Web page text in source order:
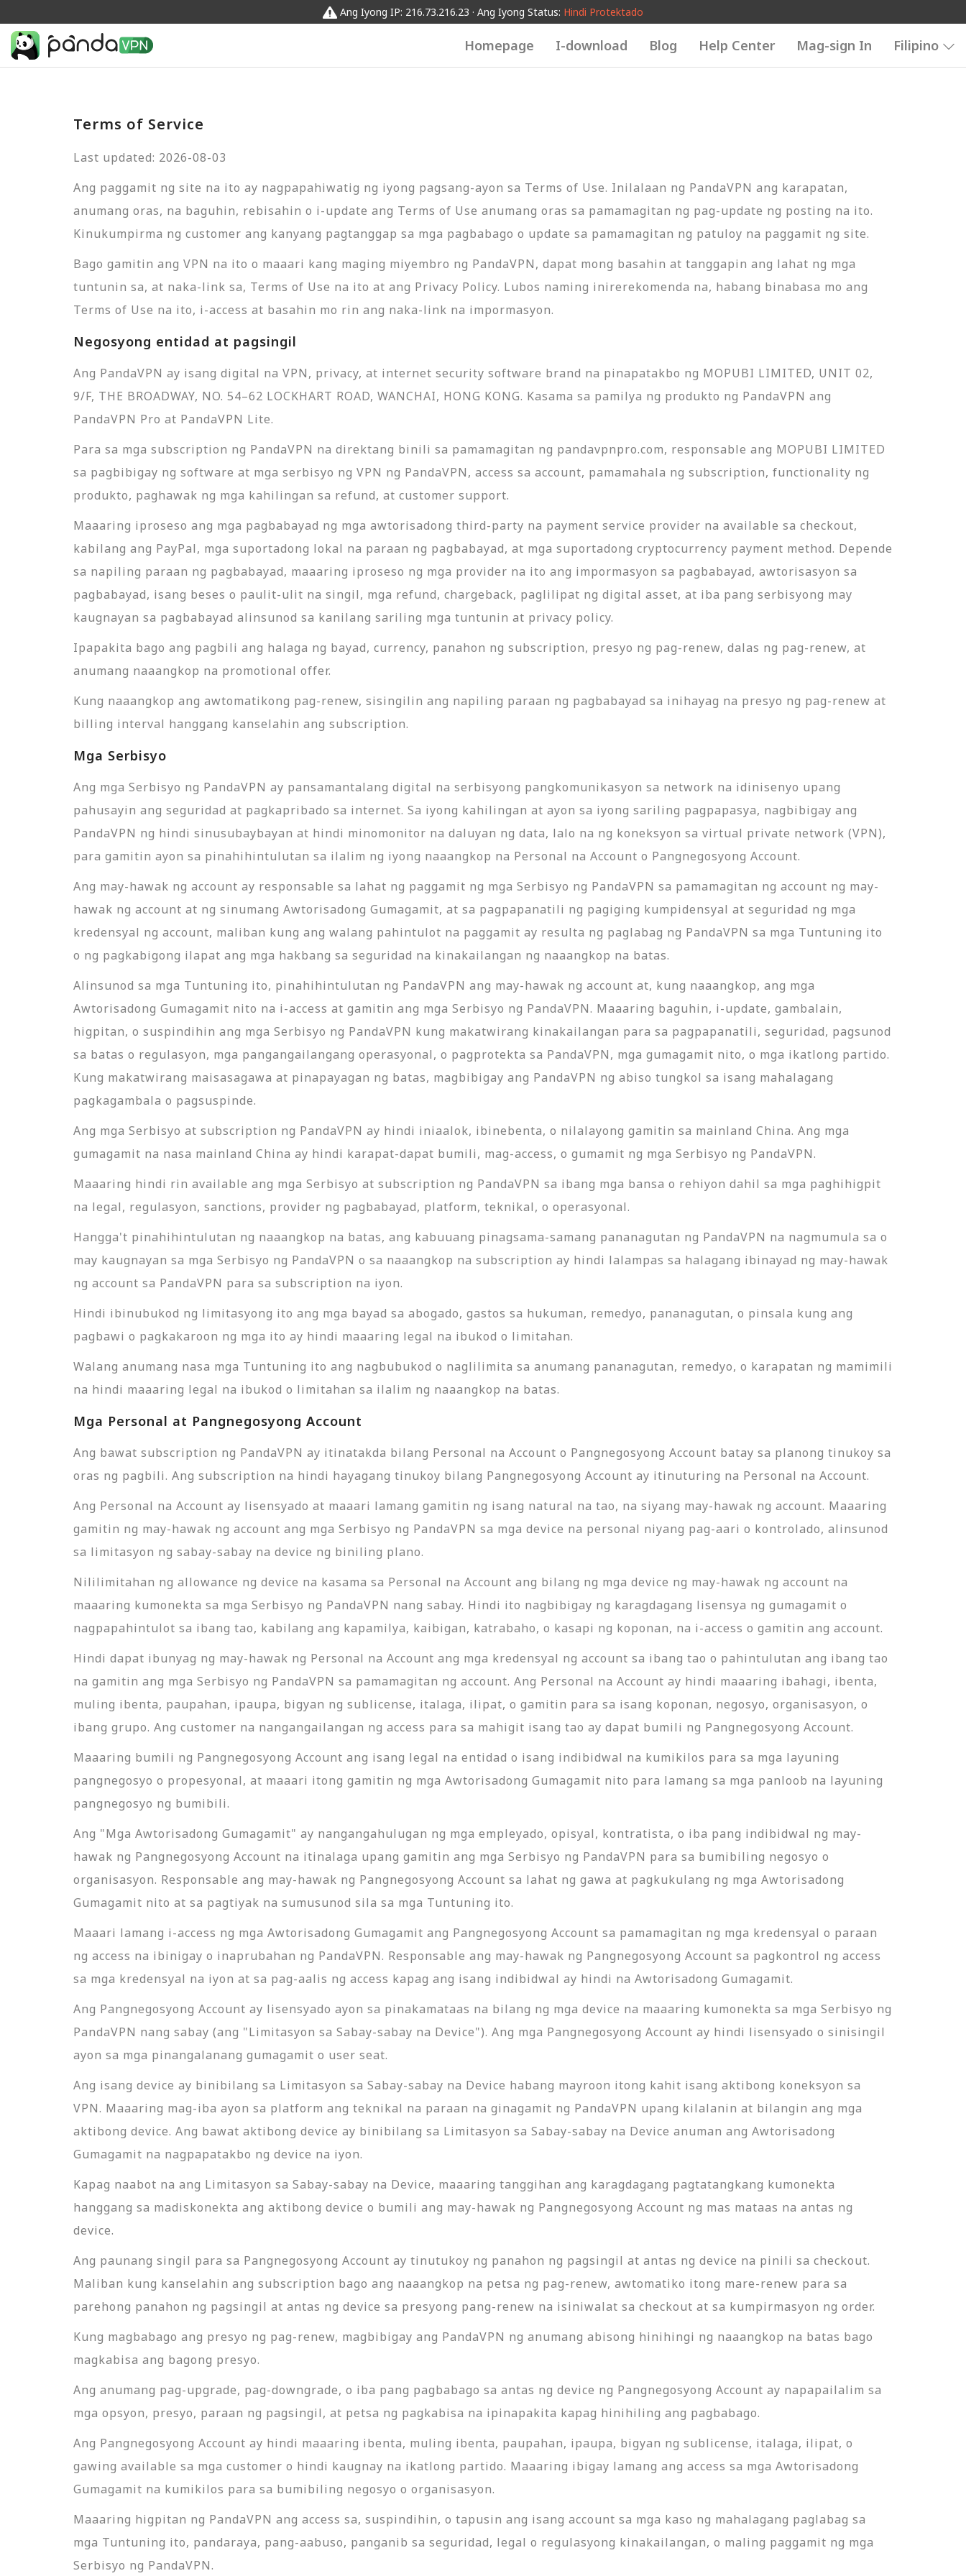
Ang Iyong IP: 216.73.216.23 · Ang Iyong Status: Hindi Protektado
Homepage I-download Blog Help Center Mag-sign In Filipino
Terms of Service
Last updated: 2026-08-03
Ang paggamit ng site na ito ay nagpapahiwatig ng iyong pagsang-ayon sa Terms of Use. Inilalaan ng PandaVPN ang karapatan,
anumang oras, na baguhin, rebisahin o i-update ang Terms of Use anumang oras sa pamamagitan ng pag-update ng posting na ito.
Kinukumpirma ng customer ang kanyang pagtanggap sa mga pagbabago o update sa pamamagitan ng patuloy na paggamit ng site.
Bago gamitin ang VPN na ito o maaari kang maging miyembro ng PandaVPN, dapat mong basahin at tanggapin ang lahat ng mga
tuntunin sa, at naka-link sa, Terms of Use na ito at ang Privacy Policy. Lubos naming inirerekomenda na, habang binabasa mo ang
Terms of Use na ito, i-access at basahin mo rin ang naka-link na impormasyon.
Negosyong entidad at pagsingil
Ang PandaVPN ay isang digital na VPN, privacy, at internet security software brand na pinapatakbo ng MOPUBI LIMITED, UNIT 02,
9/F, THE BROADWAY, NO. 54–62 LOCKHART ROAD, WANCHAI, HONG KONG. Kasama sa pamilya ng produkto ng PandaVPN ang
PandaVPN Pro at PandaVPN Lite.
Para sa mga subscription ng PandaVPN na direktang binili sa pamamagitan ng pandavpnpro.com, responsable ang MOPUBI LIMITED
sa pagbibigay ng software at mga serbisyo ng VPN ng PandaVPN, access sa account, pamamahala ng subscription, functionality ng
produkto, paghawak ng mga kahilingan sa refund, at customer support.
Maaaring iproseso ang mga pagbabayad ng mga awtorisadong third-party na payment service provider na available sa checkout,
kabilang ang PayPal, mga suportadong lokal na paraan ng pagbabayad, at mga suportadong cryptocurrency payment method. Depende
sa napiling paraan ng pagbabayad, maaaring iproseso ng mga provider na ito ang impormasyon sa pagbabayad, awtorisasyon sa
pagbabayad, isang beses o paulit-ulit na singil, mga refund, chargeback, paglilipat ng digital asset, at iba pang serbisyong may
kaugnayan sa pagbabayad alinsunod sa kanilang sariling mga tuntunin at privacy policy.
Ipapakita bago ang pagbili ang halaga ng bayad, currency, panahon ng subscription, presyo ng pag-renew, dalas ng pag-renew, at
anumang naaangkop na promotional offer.
Kung naaangkop ang awtomatikong pag-renew, sisingilin ang napiling paraan ng pagbabayad sa inihayag na presyo ng pag-renew at
billing interval hanggang kanselahin ang subscription.
Mga Serbisyo
Ang mga Serbisyo ng PandaVPN ay pansamantalang digital na serbisyong pangkomunikasyon sa network na idinisenyo upang
pahusayin ang seguridad at pagkapribado sa internet. Sa iyong kahilingan at ayon sa iyong sariling pagpapasya, nagbibigay ang
PandaVPN ng hindi sinusubaybayan at hindi minomonitor na daluyan ng data, lalo na ng koneksyon sa virtual private network (VPN),
para gamitin ayon sa pinahihintulutan sa ilalim ng iyong naaangkop na Personal na Account o Pangnegosyong Account.
Ang may-hawak ng account ay responsable sa lahat ng paggamit ng mga Serbisyo ng PandaVPN sa pamamagitan ng account ng may-
hawak ng account at ng sinumang Awtorisadong Gumagamit, at sa pagpapanatili ng pagiging kumpidensyal at seguridad ng mga
kredensyal ng account, maliban kung ang walang pahintulot na paggamit ay resulta ng paglabag ng PandaVPN sa mga Tuntuning ito
o ng pagkabigong ilapat ang mga hakbang sa seguridad na kinakailangan ng naaangkop na batas.
Alinsunod sa mga Tuntuning ito, pinahihintulutan ng PandaVPN ang may-hawak ng account at, kung naaangkop, ang mga
Awtorisadong Gumagamit nito na i-access at gamitin ang mga Serbisyo ng PandaVPN. Maaaring baguhin, i-update, gambalain,
higpitan, o suspindihin ang mga Serbisyo ng PandaVPN kung makatwirang kinakailangan para sa pagpapanatili, seguridad, pagsunod
sa batas o regulasyon, mga pangangailangang operasyonal, o pagprotekta sa PandaVPN, mga gumagamit nito, o mga ikatlong partido.
Kung makatwirang maisasagawa at pinapayagan ng batas, magbibigay ang PandaVPN ng abiso tungkol sa isang mahalagang
pagkagambala o pagsuspinde.
Ang mga Serbisyo at subscription ng PandaVPN ay hindi iniaalok, ibinebenta, o nilalayong gamitin sa mainland China. Ang mga
gumagamit na nasa mainland China ay hindi karapat-dapat bumili, mag-access, o gumamit ng mga Serbisyo ng PandaVPN.
Maaaring hindi rin available ang mga Serbisyo at subscription ng PandaVPN sa ibang mga bansa o rehiyon dahil sa mga paghihigpit
na legal, regulasyon, sanctions, provider ng pagbabayad, platform, teknikal, o operasyonal.
Hangga't pinahihintulutan ng naaangkop na batas, ang kabuuang pinagsama-samang pananagutan ng PandaVPN na nagmumula sa o
may kaugnayan sa mga Serbisyo ng PandaVPN o sa naaangkop na subscription ay hindi lalampas sa halagang ibinayad ng may-hawak
ng account sa PandaVPN para sa subscription na iyon.
Hindi ibinubukod ng limitasyong ito ang mga bayad sa abogado, gastos sa hukuman, remedyo, pananagutan, o pinsala kung ang
pagbawi o pagkakaroon ng mga ito ay hindi maaaring legal na ibukod o limitahan.
Walang anumang nasa mga Tuntuning ito ang nagbubukod o naglilimita sa anumang pananagutan, remedyo, o karapatan ng mamimili
na hindi maaaring legal na ibukod o limitahan sa ilalim ng naaangkop na batas.
Mga Personal at Pangnegosyong Account
Ang bawat subscription ng PandaVPN ay itinatakda bilang Personal na Account o Pangnegosyong Account batay sa planong tinukoy sa
oras ng pagbili. Ang subscription na hindi hayagang tinukoy bilang Pangnegosyong Account ay itinuturing na Personal na Account.
Ang Personal na Account ay lisensyado at maaari lamang gamitin ng isang natural na tao, na siyang may-hawak ng account. Maaaring
gamitin ng may-hawak ng account ang mga Serbisyo ng PandaVPN sa mga device na personal niyang pag-aari o kontrolado, alinsunod
sa limitasyon ng sabay-sabay na device ng biniling plano.
Nililimitahan ng allowance ng device na kasama sa Personal na Account ang bilang ng mga device ng may-hawak ng account na
maaaring kumonekta sa mga Serbisyo ng PandaVPN nang sabay. Hindi ito nagbibigay ng karagdagang lisensya ng gumagamit o
nagpapahintulot sa ibang tao, kabilang ang kapamilya, kaibigan, katrabaho, o kasapi ng koponan, na i-access o gamitin ang account.
Hindi dapat ibunyag ng may-hawak ng Personal na Account ang mga kredensyal ng account sa ibang tao o pahintulutan ang ibang tao
na gamitin ang mga Serbisyo ng PandaVPN sa pamamagitan ng account. Ang Personal na Account ay hindi maaaring ibahagi, ibenta,
muling ibenta, paupahan, ipaupa, bigyan ng sublicense, italaga, ilipat, o gamitin para sa isang koponan, negosyo, organisasyon, o
ibang grupo. Ang customer na nangangailangan ng access para sa mahigit isang tao ay dapat bumili ng Pangnegosyong Account.
Maaaring bumili ng Pangnegosyong Account ang isang legal na entidad o isang indibidwal na kumikilos para sa mga layuning
pangnegosyo o propesyonal, at maaari itong gamitin ng mga Awtorisadong Gumagamit nito para lamang sa mga panloob na layuning
pangnegosyo ng bumibili.
Ang "Mga Awtorisadong Gumagamit" ay nangangahulugan ng mga empleyado, opisyal, kontratista, o iba pang indibidwal ng may-
hawak ng Pangnegosyong Account na itinalaga upang gamitin ang mga Serbisyo ng PandaVPN para sa bumibiling negosyo o
organisasyon. Responsable ang may-hawak ng Pangnegosyong Account sa lahat ng gawa at pagkukulang ng mga Awtorisadong
Gumagamit nito at sa pagtiyak na sumusunod sila sa mga Tuntuning ito.
Maaari lamang i-access ng mga Awtorisadong Gumagamit ang Pangnegosyong Account sa pamamagitan ng mga kredensyal o paraan
ng access na ibinigay o inaprubahan ng PandaVPN. Responsable ang may-hawak ng Pangnegosyong Account sa pagkontrol ng access
sa mga kredensyal na iyon at sa pag-aalis ng access kapag ang isang indibidwal ay hindi na Awtorisadong Gumagamit.
Ang Pangnegosyong Account ay lisensyado ayon sa pinakamataas na bilang ng mga device na maaaring kumonekta sa mga Serbisyo ng
PandaVPN nang sabay (ang "Limitasyon sa Sabay-sabay na Device"). Ang mga Pangnegosyong Account ay hindi lisensyado o sinisingil
ayon sa mga pinangalanang gumagamit o user seat.
Ang isang device ay binibilang sa Limitasyon sa Sabay-sabay na Device habang mayroon itong kahit isang aktibong koneksyon sa
VPN. Maaaring mag-iba ayon sa platform ang teknikal na paraan na ginagamit ng PandaVPN upang kilalanin at bilangin ang mga
aktibong device. Ang bawat aktibong device ay binibilang sa Limitasyon sa Sabay-sabay na Device anuman ang Awtorisadong
Gumagamit na nagpapatakbo ng device na iyon.
Kapag naabot na ang Limitasyon sa Sabay-sabay na Device, maaaring tanggihan ang karagdagang pagtatangkang kumonekta
hanggang sa madiskonekta ang aktibong device o bumili ang may-hawak ng Pangnegosyong Account ng mas mataas na antas ng
device.
Ang paunang singil para sa Pangnegosyong Account ay tinutukoy ng panahon ng pagsingil at antas ng device na pinili sa checkout.
Maliban kung kanselahin ang subscription bago ang naaangkop na petsa ng pag-renew, awtomatiko itong mare-renew para sa
parehong panahon ng pagsingil at antas ng device sa presyong pang-renew na isiniwalat sa checkout at sa kumpirmasyon ng order.
Kung magbabago ang presyo ng pag-renew, magbibigay ang PandaVPN ng anumang abisong hinihingi ng naaangkop na batas bago
magkabisa ang bagong presyo.
Ang anumang pag-upgrade, pag-downgrade, o iba pang pagbabago sa antas ng device ng Pangnegosyong Account ay napapailalim sa
mga opsyon, presyo, paraan ng pagsingil, at petsa ng pagkabisa na ipinapakita kapag hinihiling ang pagbabago.
Ang Pangnegosyong Account ay hindi maaaring ibenta, muling ibenta, paupahan, ipaupa, bigyan ng sublicense, italaga, ilipat, o
gawing available sa mga customer o hindi kaugnay na ikatlong partido. Maaaring ibigay lamang ang access sa mga Awtorisadong
Gumagamit na kumikilos para sa bumibiling negosyo o organisasyon.
Maaaring higpitan ng PandaVPN ang access sa, suspindihin, o tapusin ang isang account sa mga kaso ng mahalagang paglabag sa
mga Tuntuning ito, pandaraya, pang-aabuso, panganib sa seguridad, legal o regulasyong kinakailangan, o maling paggamit ng mga
Serbisyo ng PandaVPN.